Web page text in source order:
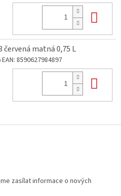
matná 0,75 L
EAN: 8590627984897
zasílat informace o nových